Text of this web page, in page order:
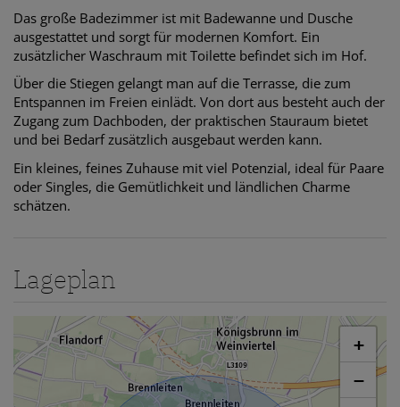
Das große Badezimmer ist mit Badewanne und Dusche
ausgestattet und sorgt für modernen Komfort. Ein
zusätzlicher Waschraum mit Toilette befindet sich im Hof.
Über die Stiegen gelangt man auf die Terrasse, die zum
Entspannen im Freien einlädt. Von dort aus besteht auch der
Zugang zum Dachboden, der praktischen Stauraum bietet
und bei Bedarf zusätzlich ausgebaut werden kann.
Ein kleines, feines Zuhause mit viel Potenzial, ideal für Paare
oder Singles, die Gemütlichkeit und ländlichen Charme
schätzen.
Lageplan
+
−